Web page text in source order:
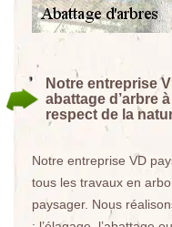
Notre entreprise
abattage d’arbre
respect de la
Notre entreprise VD
tous les travaux en
paysager. Nous